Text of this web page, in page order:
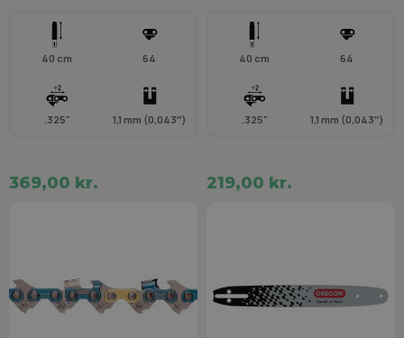
40 cm 64
.325" 1,1 mm (0,043″)
369,00 kr.
40 cm 64
.325" 1,1 mm (0,043″)
219,00 kr.